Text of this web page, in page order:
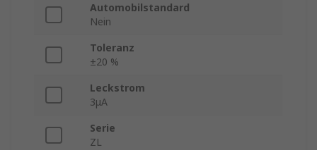
Automobilstandard
Nein
Toleranz
±20 %
Leckstrom
3μA
Serie
ZL